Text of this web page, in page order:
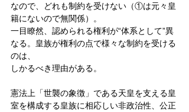
なので、どれも制約を受けない（①は元々皇
籍にないので無関係）。
一目瞭然、認められる権利が“体系として”異
なる。皇族が権利の点で様々な制約を受ける
のは、
しかるべき理由がある。
憲法上「世襲の象徴」である天皇を支える皇
室を構成する皇族に相応しい非政治性、公正